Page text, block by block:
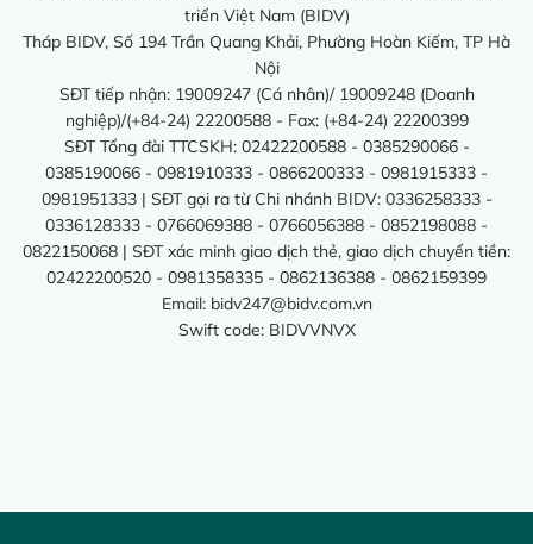
triển Việt Nam (BIDV)
Tháp BIDV, Số 194 Trần Quang Khải, Phường Hoàn Kiếm, TP Hà
Nội
SĐT tiếp nhận: 19009247 (Cá nhân)/ 19009248 (Doanh
nghiệp)/(+84-24) 22200588 - Fax: (+84-24) 22200399
SĐT Tổng đài TTCSKH: 02422200588 - 0385290066 -
0385190066 - 0981910333 - 0866200333 - 0981915333 -
0981951333 | SĐT gọi ra từ Chi nhánh BIDV: 0336258333 -
0336128333 - 0766069388 - 0766056388 - 0852198088 -
0822150068 | SĐT xác minh giao dịch thẻ, giao dịch chuyển tiền:
02422200520 - 0981358335 - 0862136388 - 0862159399
Email: bidv247@bidv.com.vn
Swift code: BIDVVNVX